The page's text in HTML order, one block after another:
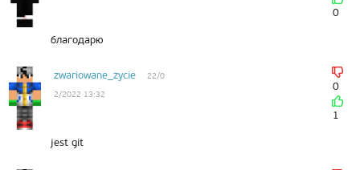
0
благодарю
zwariowane_zycie
22/0
2/2022 13:32
0
1
jest git